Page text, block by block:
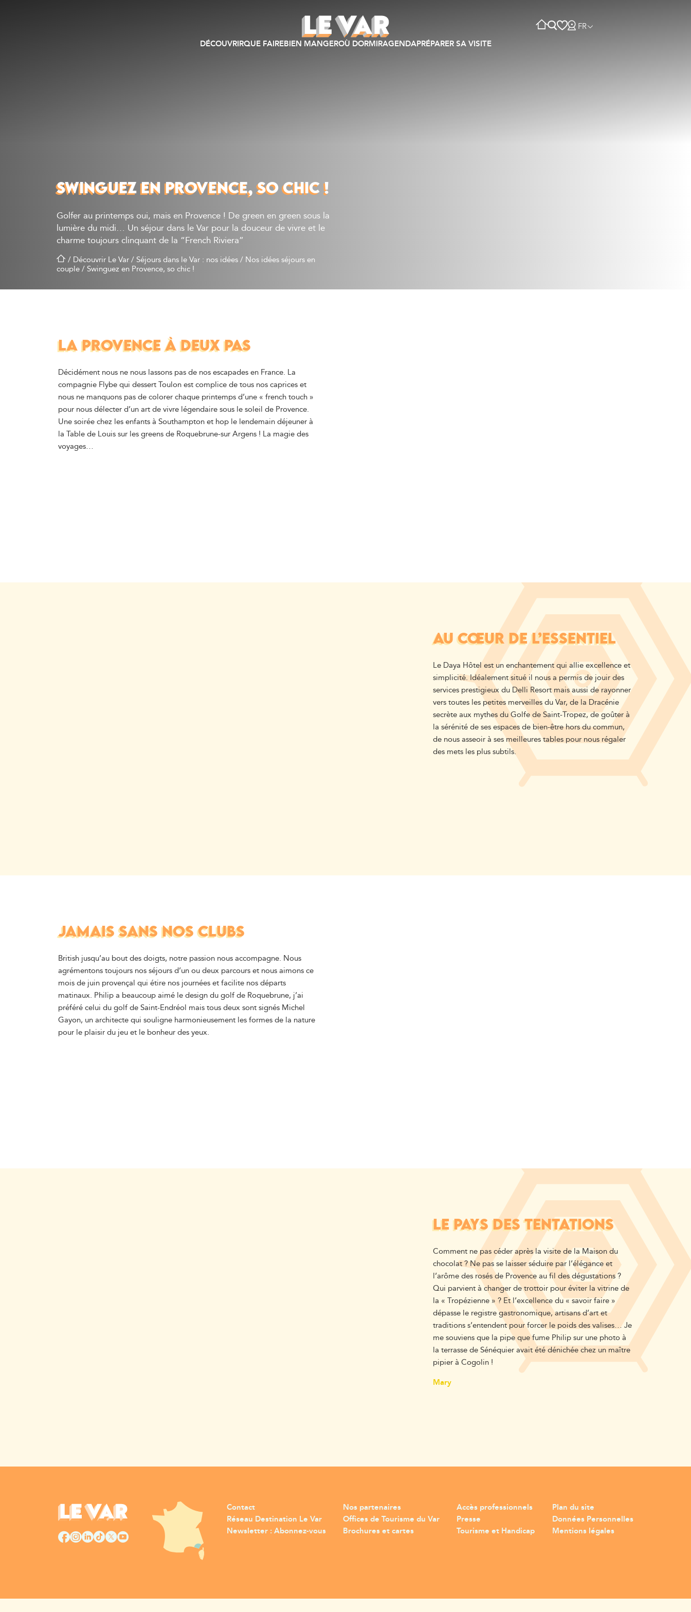
FR
DÉCOUVRIRQUE FAIREBIEN MANGEROÙ DORMIRAGENDAPRÉPARER SA VISITE
SWINGUEZ EN PROVENCE, SO CHIC !
Golfer au printemps oui, mais en Provence ! De green en green sous la
lumière du midi… Un séjour dans le Var pour la douceur de vivre et le
charme toujours clinquant de la “French Riviera”
/ Découvrir Le Var/ Séjours dans le Var : nos idées/ Nos idées séjours en
couple/ Swinguez en Provence, so chic !
LA PROVENCE À DEUX PAS
Décidément nous ne nous lassons pas de nos escapades en France. La
compagnie Flybe qui dessert Toulon est complice de tous nos caprices et
nous ne manquons pas de colorer chaque printemps d’une « french touch »
pour nous délecter d’un art de vivre légendaire sous le soleil de Provence.
Une soirée chez les enfants à Southampton et hop le lendemain déjeuner à
la Table de Louis sur les greens de Roquebrune-sur Argens ! La magie des
voyages…
AU CŒUR DE L’ESSENTIEL
Le Daya Hôtel est un enchantement qui allie excellence et
simplicité. Idéalement situé il nous a permis de jouir des
services prestigieux du Delli Resort mais aussi de rayonner
vers toutes les petites merveilles du Var, de la Dracénie
secrète aux mythes du Golfe de Saint-Tropez, de goûter à
la sérénité de ses espaces de bien-être hors du commun,
de nous asseoir à ses meilleures tables pour nous régaler
des mets les plus subtils.
JAMAIS SANS NOS CLUBS
British jusqu’au bout des doigts, notre passion nous accompagne. Nous
agrémentons toujours nos séjours d’un ou deux parcours et nous aimons ce
mois de juin provençal qui étire nos journées et facilite nos départs
matinaux. Philip a beaucoup aimé le design du golf de Roquebrune, j’ai
préféré celui du golf de Saint-Endréol mais tous deux sont signés Michel
Gayon, un architecte qui souligne harmonieusement les formes de la nature
pour le plaisir du jeu et le bonheur des yeux.
LE PAYS DES TENTATIONS
Comment ne pas céder après la visite de la Maison du
chocolat ? Ne pas se laisser séduire par l’élégance et
l’arôme des rosés de Provence au fil des dégustations ?
Qui parvient à changer de trottoir pour éviter la vitrine de
la « Tropézienne » ? Et l’excellence du « savoir faire »
dépasse le registre gastronomique, artisans d’art et
traditions s’entendent pour forcer le poids des valises… Je
me souviens que la pipe que fume Philip sur une photo à
la terrasse de Sénéquier avait été dénichée chez un maître
pipier à Cogolin !
Mary
Contact
Réseau Destination Le Var
Newsletter : Abonnez-vous
Nos partenaires
Offices de Tourisme du Var
Brochures et cartes
Accès professionnels
Presse
Tourisme et Handicap
Plan du site
Données Personnelles
Mentions légales